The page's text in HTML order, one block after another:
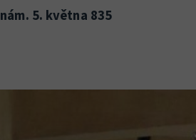
nám. 5. května 835